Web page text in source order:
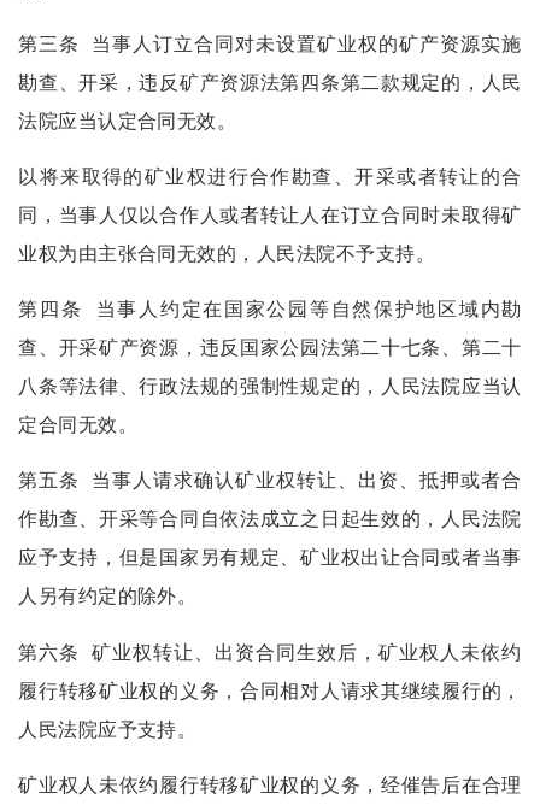
第三条
当事人订立合同对未设置矿业权的矿产资源实施
勘查、开采，违反矿产资源法第四条第二款规定的，人民
法院应当认定合同无效。
以将来取得的矿业权进行合作勘查、开采或者转让的合
同，当事人仅以合作人或者转让人在订立合同时未取得矿
业权为由主张合同无效的，人民法院不予支持。
第四条
当事人约定在国家公园等自然保护地区域内勘
查、开采矿产资源，违反国家公园法第二十七条、第二十
八条等法律、行政法规的强制性规定的，人民法院应当认
定合同无效。
第五条
当事人请求确认矿业权转让、出资、抵押或者合
作勘查、开采等合同自依法成立之日起生效的，人民法院
应予支持，但是国家另有规定、矿业权出让合同或者当事
人另有约定的除外。
第六条
矿业权转让、出资合同生效后，矿业权人未依约
履行转移矿业权的义务，合同相对人请求其继续履行的，
人民法院应予支持。
矿业权人未依约履行转移矿业权的义务，经催告后在合理